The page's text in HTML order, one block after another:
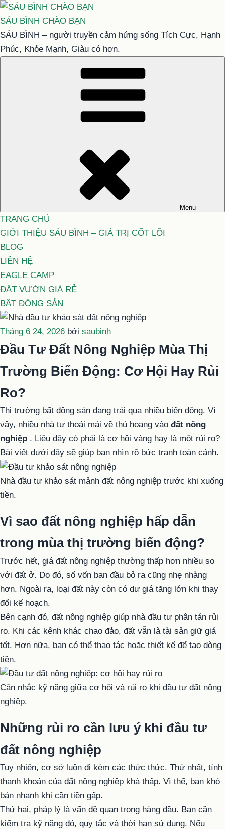
Chuyển
đến
phần
nội
SÁU BÌNH CHÀO BẠN
SÁU BÌNH – người truyền cảm hứng sống Tích Cực, Hạnh
Phúc, Khỏe Mạnh, Giàu có hơn.
Menu
TRANG CHỦ
GIỚI THIỆU SÁU BÌNH – GIÁ TRỊ CỐT LÕI
BLOG
LIÊN HỆ
EAGLE CAMP
ĐẤT VƯỜN GIÁ RẺ
BẤT ĐỘNG SẢN
Đăng
trong
Tháng 6 24, 2026 bởi saubinh
Đầu Tư Đất Nông Nghiệp Mùa Thị
Trường Biến Động: Cơ Hội Hay Rủi
Ro?
Thị trường bất động sản đang trải qua nhiều biến động. Vì
vậy, nhiều nhà tư thoải mái về thú hoang vào đất nông
nghiệp . Liệu đây có phải là cơ hội vàng hay là một rủi ro?
Bài viết dưới đây sẽ giúp bạn nhìn rõ bức tranh toàn cảnh.
Nhà đầu tư khảo sát mảnh đất nông nghiệp trước khi xuống
tiền.
Vì sao đất nông nghiệp hấp dẫn
trong mùa thị trường biến động?
Trước hết, giá đất nông nghiệp thường thấp hơn nhiều so
với đất ở. Do đó, số vốn ban đầu bỏ ra cũng nhẹ nhàng
hơn. Ngoài ra, loại đất này còn có dư giá tăng lớn khi thay
đổi kế hoạch.
Bên cạnh đó, đất nông nghiệp giúp nhà đầu tư phân tán rủi
ro. Khi các kênh khác chao đảo, đất vẫn là tài sản giữ giá
tốt. Hơn nữa, bạn có thể thao tác hoặc thiết kế để tạo dòng
tiền.
Cân nhắc kỹ năng giữa cơ hội và rủi ro khi đầu tư đất nông
nghiệp.
Những rủi ro cần lưu ý khi đầu tư
đất nông nghiệp
Tuy nhiên, cơ sở luôn đi kèm các thức thức. Thứ nhất, tính
thanh khoản của đất nông nghiệp khá thấp. Vì thế, bạn khó
bán nhanh khi cần tiền gấp.
Thứ hai, pháp lý là vấn đề quan trọng hàng đầu. Bạn cần
kiểm tra kỹ năng đỏ, quy tắc và thời hạn sử dụng. Nếu